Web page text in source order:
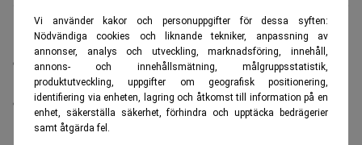
Vi använder kakor och personuppgifter för dessa syften:
Nödvändiga cookies och liknande tekniker, anpassning av
annonser, analys och utveckling, marknadsföring, innehåll,
annons- och innehållsmätning, målgruppsstatistik,
produktutveckling, uppgifter om geografisk positionering,
identifiering via enheten, lagring och åtkomst till information på en
enhet, säkerställa säkerhet, förhindra och upptäcka bedrägerier
samt åtgärda fel.
Ryssland importerade under juli omkring 30 000 ton
drivmedel från Sydkorea för att lindra bristen som
ukrainska drönarattacker mot landets raffinaderier har
orsakat.
ANNONS